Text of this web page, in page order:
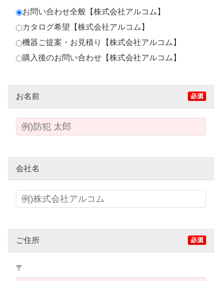
お問い合わせ全般【株式会社アルコム】
カタログ希望【株式会社アルコム】
機器ご提案・お見積り【株式会社アルコム】
購入後のお問い合わせ【株式会社アルコム】
お名前
会社名
ご住所
〒